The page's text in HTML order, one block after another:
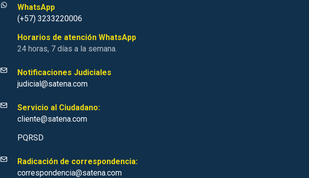
WhatsApp
(+57) 3233220006
Horarios de atención WhatsApp
24 horas, 7 días a la semana.
Notificaciones Judiciales
judicial@satena.com
Servicio al Ciudadano:
cliente@satena.com
PQRSD
Radicación de correspondencia:
correspondencia@satena.com